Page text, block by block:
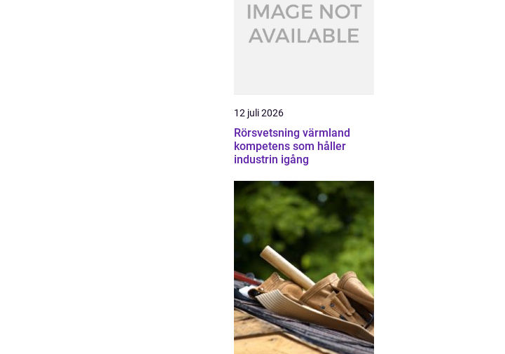
12 juli 2026
Rörsvetsning värmland
kompetens som håller
industrin igång